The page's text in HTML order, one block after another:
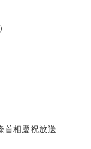
相慶祝放送